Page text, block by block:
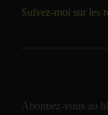
Suivez-moi sur les
Abonnez-vous au